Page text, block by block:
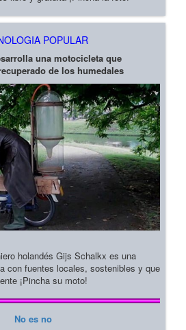
POPULAR
una motocicleta que
de los humedales
holandés Gijs Schalkx es una
con fuentes locales, sostenibles y que
¡Pincha su moto!
No es no